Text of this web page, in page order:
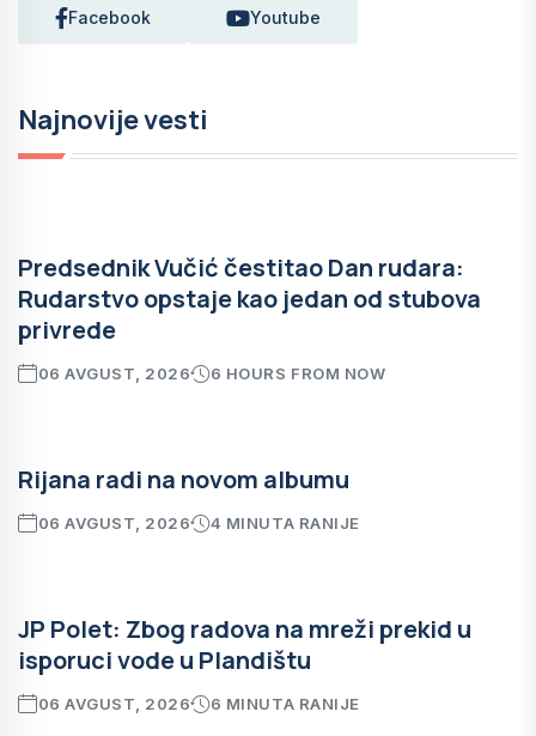
Facebook Youtube
Najnovije vesti
Predsednik Vučić čestitao Dan rudara:
Rudarstvo opstaje kao jedan od stubova
privrede
06 AVGUST, 2026 6 HOURS FROM NOW
Rijana radi na novom albumu
06 AVGUST, 2026 4 MINUTA RANIJE
JP Polet: Zbog radova na mreži prekid u
isporuci vode u Plandištu
06 AVGUST, 2026 6 MINUTA RANIJE